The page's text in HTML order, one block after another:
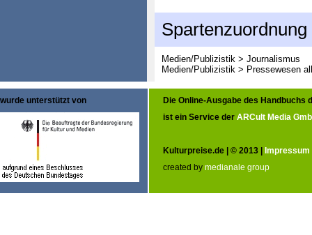
Spartenzuordnung
Medien/Publizistik > Journalismus
Medien/Publizistik > Pressewesen
wurde unterstützt von
Die Online-Ausgabe des Handbuchs
ist ein Service der ARCult Media
Kulturpreise.de | © 2013 | Impressum
created by medianale group